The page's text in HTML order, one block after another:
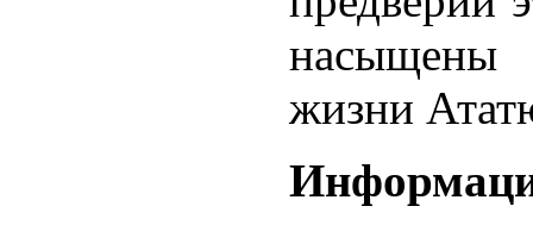
насыщены
жизни